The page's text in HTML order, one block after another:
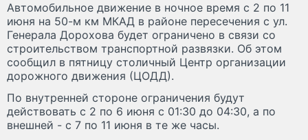
Автомобильное движение в ночное время с 2 по 11
июня на 50-м км МКАД в районе пересечения с ул.
Генерала Дорохова будет ограничено в связи со
строительством транспортной развязки. Об этом
сообщил в пятницу столичный Центр организации
дорожного движения (ЦОДД).
По внутренней стороне ограничения будут
действовать с 2 по 6 июня с 01:30 до 04:30, а по
внешней - с 7 по 11 июня в те же часы.